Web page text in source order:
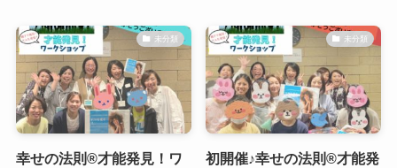
未分類
幸せの法則®才能発見！ワ
未分類
初開催♪幸せの法則®才能発